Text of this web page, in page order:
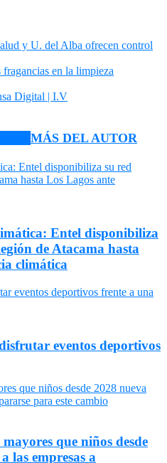
y U. del Alba ofrecen control
en la limpieza
Digital | I.V
MÁS DEL AUTOR
Entel disponibiliza
de Atacama hasta
climática
eventos deportivos
que niños desde
las empresas a